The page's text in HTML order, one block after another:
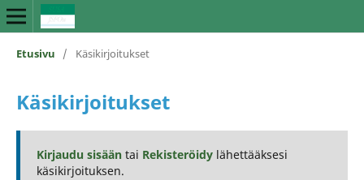
Etusivu / Käsikirjoitukset
Käsikirjoitukset
Kirjaudu sisääntai Rekisteröidylähettääksesi
käsikirjoituksen.